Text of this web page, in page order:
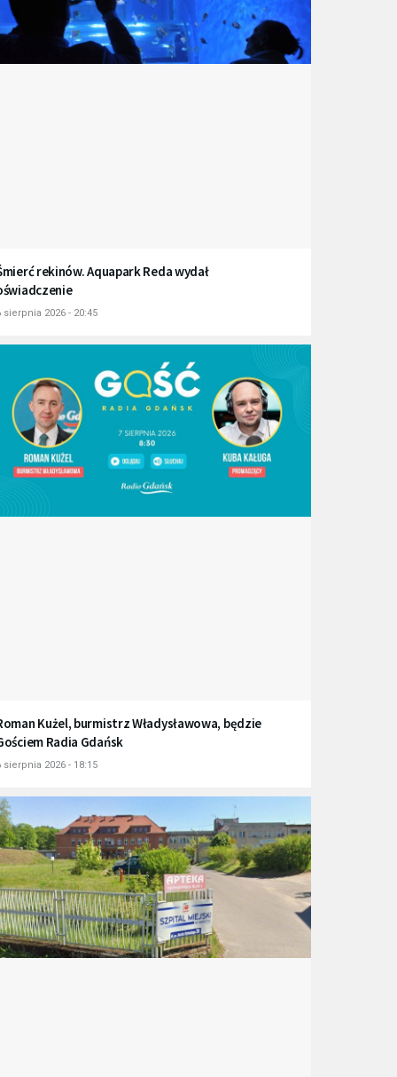
rekinów. Aquapark Reda wydał
sierpnia 2026 - 20:45
Kużel, burmistrz Władysławowa, będzie
Radia Gdańsk
sierpnia 2026 - 18:15